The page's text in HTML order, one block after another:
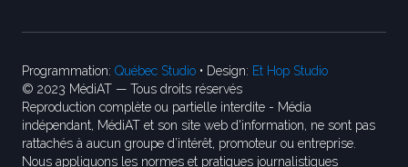
Programmation: Québec Studio • Design: Et Hop Studio
© 2023 MédiAT — Tous droits réservés
Reproduction complète ou partielle interdite - Média
indépendant, MédiAT et son site web d'information, ne sont pas
rattachés à aucun groupe d’intérêt, promoteur ou entreprise.
Nous appliquons les normes et pratiques journalistiques